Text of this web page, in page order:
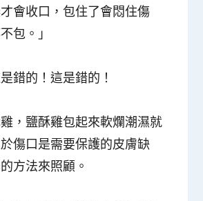
才會收口，包住了會悶住傷
包。」
錯的！這是錯的！
，鹽酥雞包起來軟爛潮濕就
傷口是需要保護的皮膚缺
方法來照顧。